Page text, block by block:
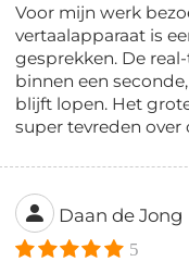
Voor mijn werk
vertaalapparaat is
gesprekken. De
binnen een
blijft lopen. Het
super tevreden
Daan de Jong
5